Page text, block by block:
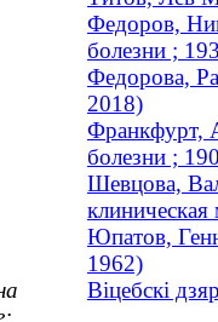
Федоров,
болезни ;
Федорова,
2018)
Франкфурт,
болезни ;
Шевцова,
Юпатов,
1962)
Віцебскі